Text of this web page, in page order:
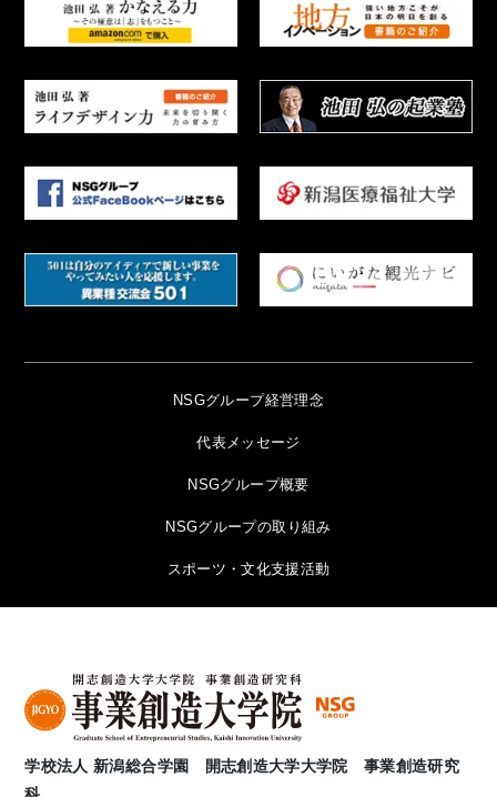
NSGグループ経営理念
代表メッセージ
NSGグループ概要
NSGグループの取り組み
スポーツ・文化支援活動
学校法人 新潟総合学園 開志創造大学大学院 事業創造研究